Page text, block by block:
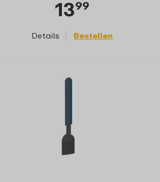
1399
Details Bestellen